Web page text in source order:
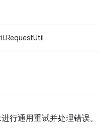
行通用重试并处理错误。